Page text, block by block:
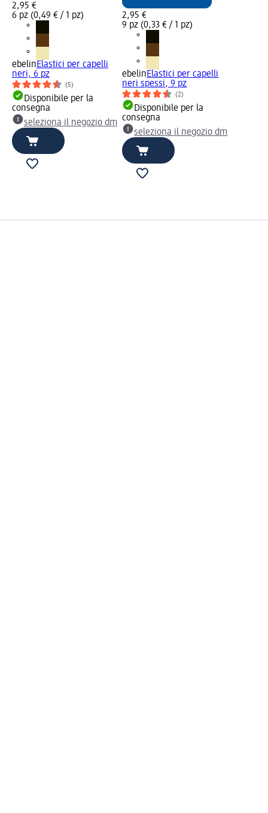
2,95 €
6 pz (0,49 € / 1 pz)
ebelinElastici per capelli
neri, 6 pz
(5)
Disponibile per la
consegna
seleziona il negozio dm
2,95 €
9 pz (0,33 € / 1 pz)
ebelinElastici per capelli
neri spessi, 9 pz
(2)
Disponibile per la
consegna
seleziona il negozio dm